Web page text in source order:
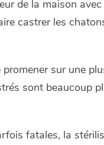
de la maison
castrer les
sur une
sont beaucoup
fatales, la